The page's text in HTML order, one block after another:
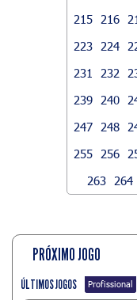
215
216
223
224
231
232
239
240
247
248
255
256
263
264
PRÓXIMO JOGO
ÚLTIMOS JOGOS Profissional